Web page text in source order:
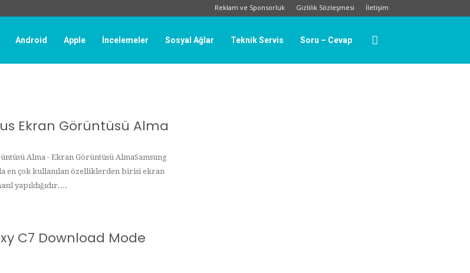
Reklam ve Sponsorluk Gizlilik Sözleşmesi İletişim
Android Apple İncelemeler Sosyal Ağlar Teknik Servis Soru – Cevap
Ekran Görüntüsü Alma
Alma - Ekran Görüntüsü AlmaSamsung
en çok kullanılan özelliklerden birisi ekran
yapıldığıdır....
C7 Download Mode